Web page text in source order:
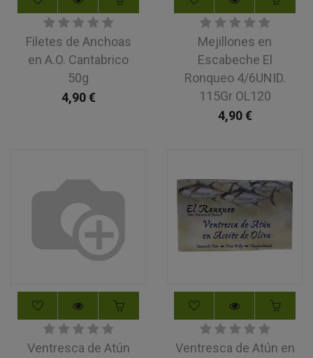
Filetes de Anchoas
en A.O. Cantabrico
50g
4,90€
Mejillones en
Escabeche El
Ronqueo 4/6UNID.
115Gr OL120
4,90€
Ventresca de Atún
Ventresca de Atún en